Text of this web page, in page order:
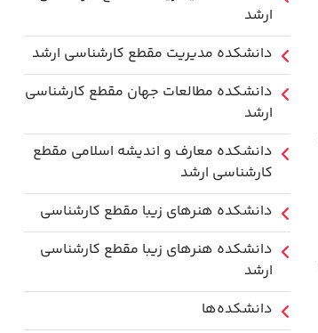
ارشد
دانشکده مدیریت مقطع کارشناسی ارشد
دانشکده مطالعات جهان مقطع کارشناسی
ارشد
دانشکده معارف و اندیشه اسلامی مقطع
کارشناسی ارشد
دانشکده هنرهای زیبا مقطع کارشناسی
دانشکده هنرهای زیبا مقطع کارشناسی
ارشد
دانشکده‌ها